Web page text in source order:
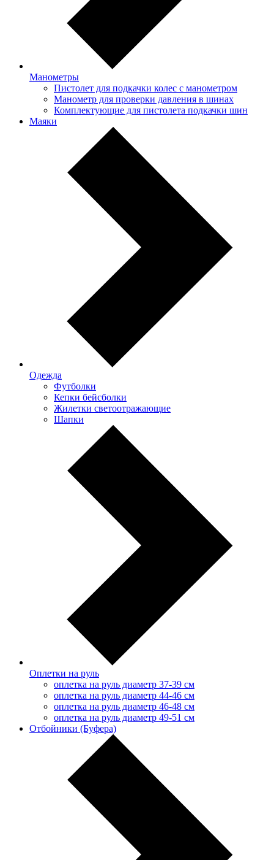
Манометры
Пистолет для подкачки колес с манометром
Манометр для проверки давления в шинах
Комплектующие для пистолета подкачки шин
Маяки
Одежда
Футболки
Кепки бейсболки
Жилетки светоотражающие
Шапки
Оплетки на руль
оплетка на руль диаметр 37-39 см
оплетка на руль диаметр 44-46 см
оплетка на руль диаметр 46-48 см
оплетка на руль диаметр 49-51 см
Отбойники (Буфера)